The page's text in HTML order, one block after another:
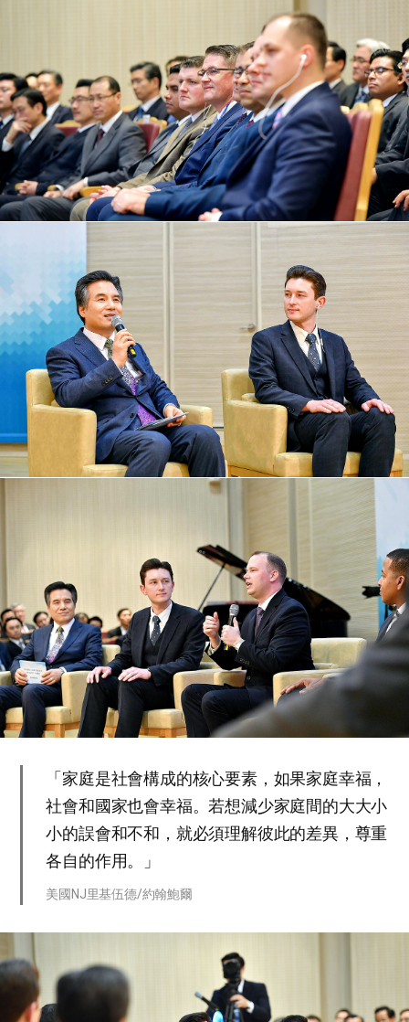
「家庭是社會構成的核心要素，如果家庭幸福，
社會和國家也會幸福。若想減少家庭間的大大小
小的誤會和不和，就必須理解彼此的差異，尊重
各自的作用。」
美國NJ里基伍德/約翰鮑爾